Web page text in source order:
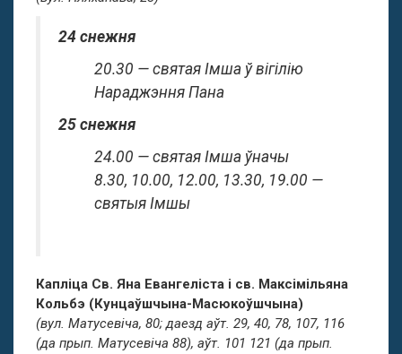
24 снежня
20.30 — святая Імша ў вігілію
Нараджэння Пана
25 снежня
24.00 — святая Імша ўначы
8.30, 10.00, 12.00, 13.30, 19.00 —
святыя Імшы
Капліца Св. Яна Евангеліста і св. Максімільяна
Кольбэ (Кунцаўшчына-Масюкоўшчына)
(вул. Матусевіча, 80; даезд аўт. 29, 40, 78, 107, 116
(да прып. Матусевіча 88), аўт. 101 121 (да прып.